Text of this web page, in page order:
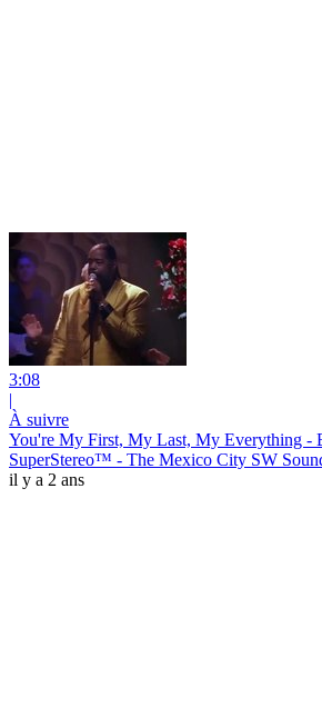
3:08
|
À suivre
You're My First, My Last, My Everything -
SuperStereo™ - The Mexico City SW
il y a 2 ans